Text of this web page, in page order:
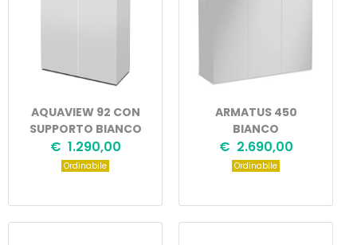
AQUAVIEW 92 CON
SUPPORTO BIANCO
€ 1.290,00
Ordinabile
ARMATUS 450
BIANCO
€ 2.690,00
Ordinabile